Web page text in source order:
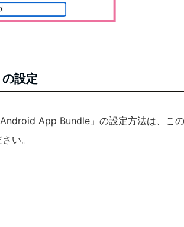
設定
App Bundle」の設定方法は、こ
い。